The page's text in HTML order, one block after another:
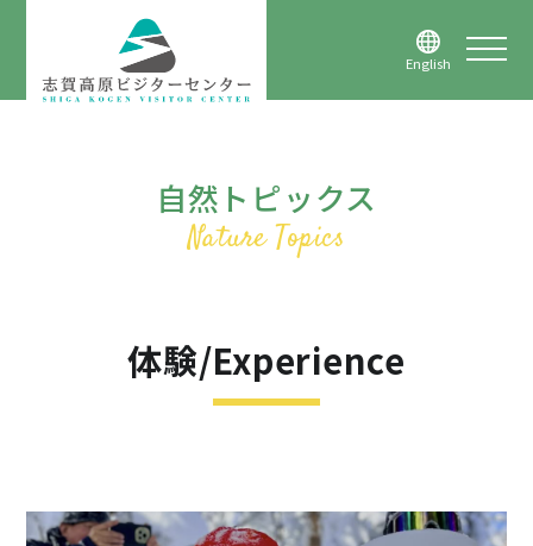
English
自然トピックス
体験/Experience